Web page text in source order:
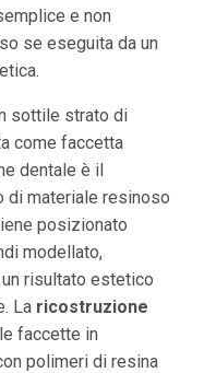
e non
se eseguita da un
sottile strato di
come faccetta
dentale è il
di materiale resinoso
posizionato
modellato,
risultato estetico
La ricostruzione
faccette in
polimeri di resina